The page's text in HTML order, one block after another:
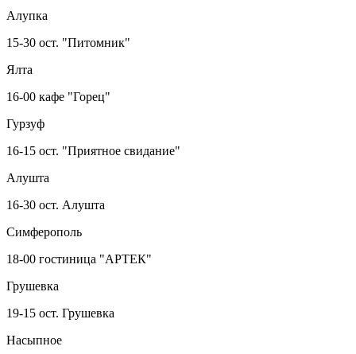
Алупка
15-30 ост. "Питомник"
Ялта
16-00 кафе "Горец"
Гурзуф
16-15 ост. "Приятное свидание"
Алушта
16-30 ост. Алушта
Симферополь
18-00 гостиница "АРТЕК"
Грушевка
19-15 ост. Грушевка
Насыпное